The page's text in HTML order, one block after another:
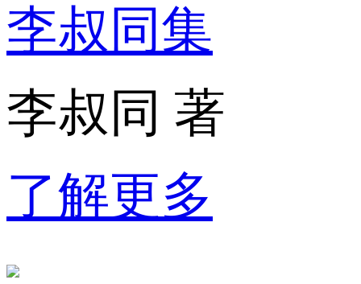
李叔同集
李叔同 著
了解更多